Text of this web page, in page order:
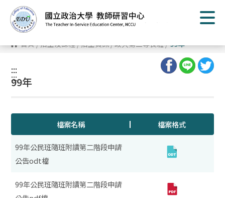
到
主
要
容 首頁/招生及課程/招生資訊/政大第二專長班/99年
:::
:::
99年
檔案名稱 檔案格式
99年公民班隨班附讀第二階段申請
公告odt檔
99年公民班隨班附讀第二階段申請